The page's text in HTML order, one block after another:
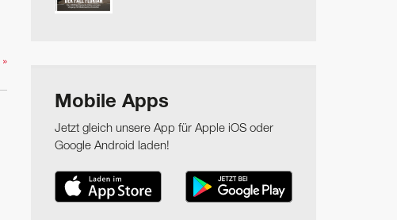
»
Mobile Apps
Jetzt gleich unsere App für Apple iOS oder
Google Android laden!